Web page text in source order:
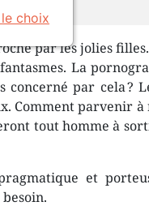
par les jolies filles.
La
concerné par cela ?
Comment parvenir à
tout homme à
et
choix